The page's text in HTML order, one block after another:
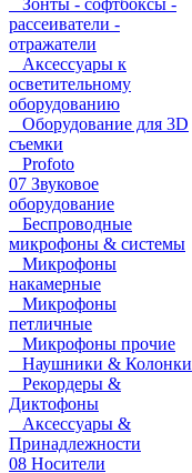
Зонты - софтбоксы -
рассеиватели -
отражатели
Аксессуары к
осветительному
оборудованию
Оборудование для 3D
съемки
Profoto
07 Звуковое
оборудование
Беспроводные
микрофоны & системы
Микрофоны
накамерные
Микрофоны
петличные
Микрофоны прочие
Наушники & Колонки
Рекордеры &
Диктофоны
Аксессуары &
Принадлежности
08 Носители